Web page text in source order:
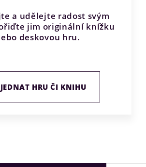
a udělejte radost svým
jim originální knížku
deskovou hru.
HRU ČI KNIHU